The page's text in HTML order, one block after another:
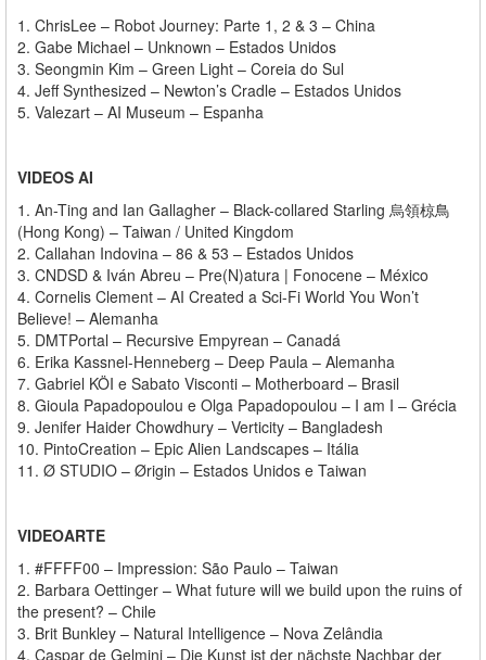
1. ChrisLee – Robot Journey: Parte 1, 2 & 3 – China
2. Gabe Michael – Unknown – Estados Unidos
3. Seongmin Kim – Green Light – Coreia do Sul
4. Jeff Synthesized – Newton’s Cradle – Estados Unidos
5. Valezart – AI Museum – Espanha
VIDEOS AI
1. An-Ting and Ian Gallagher – Black-collared Starling 烏領椋鳥
(Hong Kong) – Taiwan / United Kingdom
2. Callahan Indovina – 86 & 53 – Estados Unidos
3. CNDSD & Iván Abreu – Pre(N)atura | Fonocene – México
4. Cornelis Clement – AI Created a Sci-Fi World You Won’t
Believe! – Alemanha
5. DMTPortal – Recursive Empyrean – Canadá
6. Erika Kassnel-Henneberg – Deep Paula – Alemanha
7. Gabriel KÖI e Sabato Visconti – Motherboard – Brasil
8. Gioula Papadopoulou e Olga Papadopoulou – I am I – Grécia
9. Jenifer Haider Chowdhury – Verticity – Bangladesh
10. PintoCreation – Epic Alien Landscapes – Itália
11. Ø STUDIO – Ørigin – Estados Unidos e Taiwan
VIDEOARTE
1. #FFFF00 – Impression: São Paulo – Taiwan
2. Barbara Oettinger – What future will we build upon the ruins of
the present? – Chile
3. Brit Bunkley – Natural Intelligence – Nova Zelândia
4. Caspar de Gelmini – Die Kunst ist der nächste Nachbar der